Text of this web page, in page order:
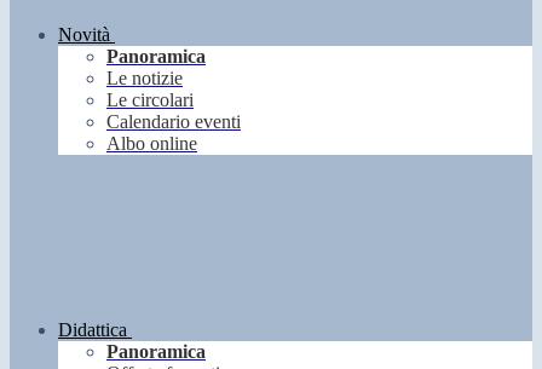
Novità
Panoramica
Le notizie
Le circolari
Calendario eventi
Albo online
Didattica
Panoramica